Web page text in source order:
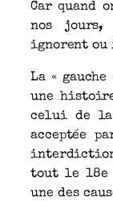
Car quand
nos jours,
ignorent ou
La «
une
celui de la
acceptée
interdiction
tout le 18e
une des